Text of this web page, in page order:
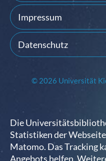
Impressum
Datenschutz
© 2026 Universität
Die
Statistiken der
Matomo. Das Tracking
Angebots helfen.